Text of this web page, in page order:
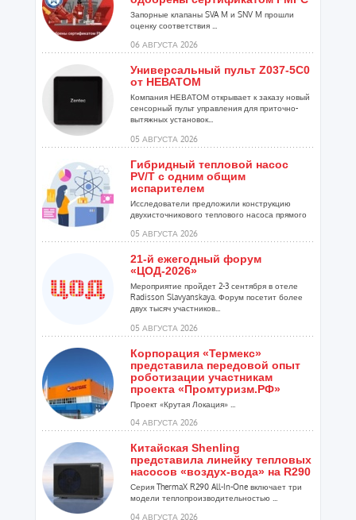
Запорные клапаны SVA M и SNV M прошли
оценку соответствия ...
06 АВГУСТА 2026
Универсальный пульт Z037-5C0
от НЕВАТОМ
Компания НЕВАТОМ открывает к заказу новый
сенсорный пульт управления для приточно-
вытяжных установок...
05 АВГУСТА 2026
Гибридный тепловой насос
PV/T с одним общим
испарителем
Исследователи предложили конструкцию
двухисточникового теплового насоса прямого
05 АВГУСТА 2026
21-й ежегодный форум
«ЦОД-2026»
Мероприятие пройдет 2-3 сентября в отеле
Radisson Slavyanskaya. Форум посетит более
двух тысяч участников...
05 АВГУСТА 2026
Корпорация «Термекс»
представила передовой опыт
роботизации участникам
проекта «Промтуризм.РФ»
Проект «Крутая Локация» ...
04 АВГУСТА 2026
Китайская Shenling
представила линейку тепловых
насосов «воздух-вода» на R290
Серия ThermaX R290 All-In-One включает три
модели теплопроизводительностью ...
04 АВГУСТА 2026